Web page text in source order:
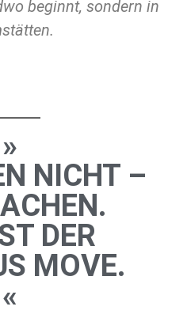
beginnt, sondern in
»
NICHT –
DER
MOVE.
«